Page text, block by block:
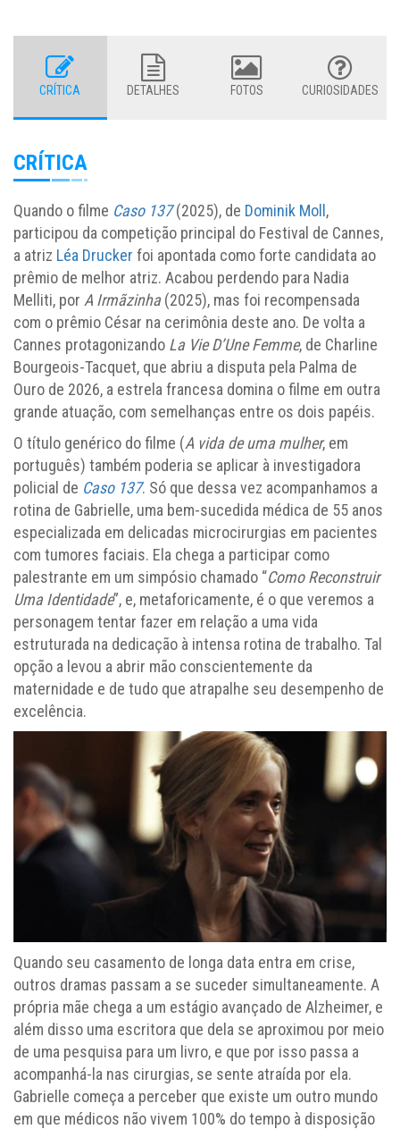
CRÍTICA DETALHES FOTOS CURIOSIDADES
CRÍTICA
Quando o filme Caso 137(2025), de Dominik Moll ,
participou da competição principal do Festival de Cannes,
a atriz Léa Drucker foi apontada como forte candidata ao
prêmio de melhor atriz. Acabou perdendo para Nadia
Melliti, por A Irmãzinha(2025), mas foi recompensada
com o prêmio César na cerimônia deste ano. De volta a
Cannes protagonizando La Vie D’Une Femme, de Charline
Bourgeois-Tacquet, que abriu a disputa pela Palma de
Ouro de 2026, a estrela francesa domina o filme em outra
grande atuação, com semelhanças entre os dois papéis.
O título genérico do filme (A vida de uma mulher, em
português) também poderia se aplicar à investigadora
policial de Caso 137. Só que dessa vez acompanhamos a
rotina de Gabrielle, uma bem-sucedida médica de 55 anos
especializada em delicadas microcirurgias em pacientes
com tumores faciais. Ela chega a participar como
palestrante em um simpósio chamado “Como Reconstruir
Uma Identidade”, e, metaforicamente, é o que veremos a
personagem tentar fazer em relação a uma vida
estruturada na dedicação à intensa rotina de trabalho. Tal
opção a levou a abrir mão conscientemente da
maternidade e de tudo que atrapalhe seu desempenho de
excelência.
Quando seu casamento de longa data entra em crise,
outros dramas passam a se suceder simultaneamente. A
própria mãe chega a um estágio avançado de Alzheimer, e
além disso uma escritora que dela se aproximou por meio
de uma pesquisa para um livro, e que por isso passa a
acompanhá-la nas cirurgias, se sente atraída por ela.
Gabrielle começa a perceber que existe um outro mundo
em que médicos não vivem 100% do tempo à disposição